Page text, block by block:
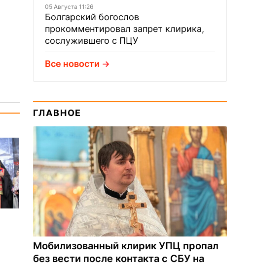
05 Августа 11:26
Болгарский богослов
прокомментировал запрет клирика,
сослужившего с ПЦУ
Все новости
ГЛАВНОЕ
Мобилизованный клирик УПЦ пропал
без вести после контакта с СБУ на